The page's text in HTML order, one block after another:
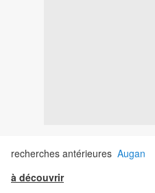
recherches antérieures Augan
à découvrir